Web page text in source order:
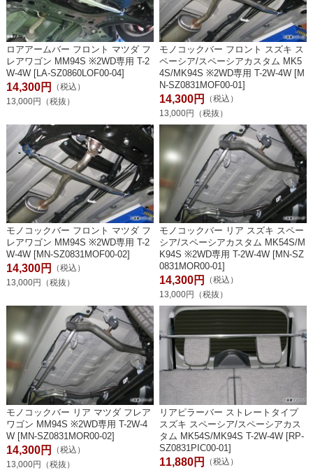
ロアアームバー フロント マツダ フ
レアワゴン MM94S ※2WD専用 T-2
W-4W [LA-SZ0860LOF00-04]
14,300円
（税込）
13,000円（税抜）
モノコックバー フロント スズキ ス
ペーシア/スペーシアカスタム MK5
4S/MK94S ※2WD専用 T-2W-4W [M
N-SZ0831MOF00-01]
14,300円
（税込）
13,000円（税抜）
モノコックバー フロント マツダ フ
レアワゴン MM94S ※2WD専用 T-2
W-4W [MN-SZ0831MOF00-02]
14,300円
（税込）
13,000円（税抜）
モノコックバー リア スズキ スペー
シア/スペーシアカスタム MK54S/M
K94S ※2WD専用 T-2W-4W [MN-SZ
0831MOR00-01]
14,300円
（税込）
13,000円（税抜）
モノコックバー リア マツダ フレア
ワゴン MM94S ※2WD専用 T-2W-4
W [MN-SZ0831MOR00-02]
14,300円
（税込）
13,000円（税抜）
リアピラーバー ストレートタイプ
スズキ スペーシア/スペーシアカス
タム MK54S/MK94S T-2W-4W [RP-
SZ0831PIC00-01]
11,880円
（税込）